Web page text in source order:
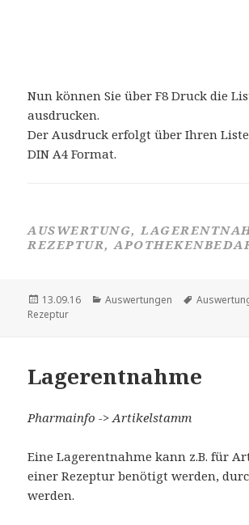
Nun können Sie über F8 Druck die
ausdrucken.
Der Ausdruck erfolgt über Ihren
DIN A4 Format.
AUSWERTUNG,
REZEPTUR,
Veröffentlicht
am
13.09.16 Kategorien
Auswertungen
Rezeptur
Lagerentnahme
Pharmainfo -> Artikelstamm
Eine Lagerentnahme kann z.B. für
einer Rezeptur benötigt werden,
werden.